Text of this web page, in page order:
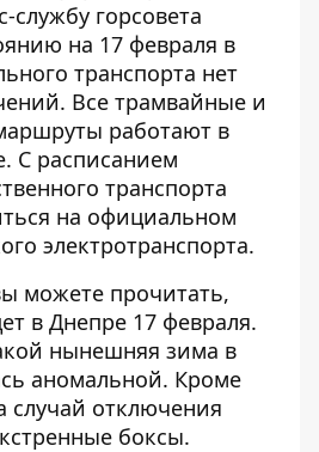
службу горсовета
на 17 февраля в
транспорта нет
Все трамвайные и
работают в
С расписанием
транспорта
на официальном
электротранспорта.
можете прочитать,
в Днепре 17 февраля.
нынешняя зима в
аномальной. Кроме
случай отключения
боксы.